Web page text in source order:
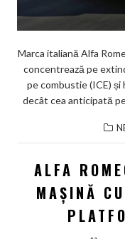
Marca italiană Alfa
concentrează pe
pe combustie (ICE) și
decât cea anticipată
ALFA
MAȘINĂ